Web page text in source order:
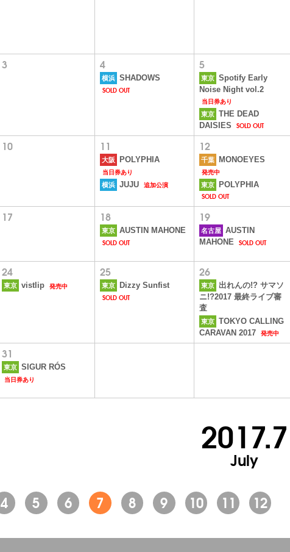
3 4
横浜 SHADOWS
SOLD OUT
5
東京 Spotify Early
Noise Night vol.2
当日券あり
東京 THE DEAD
DAISIES
SOLD OUT
10 11
大阪 POLYPHIA
当日券あり
横浜 JUJU 追加公演
12
千葉 MONOEYES
発売中
東京 POLYPHIA
SOLD OUT
17 18
東京 AUSTIN MAHONE
SOLD OUT
19
名古屋 AUSTIN
MAHONE SOLD OUT
24
東京 vistlip 発売中
25
東京 Dizzy Sunfist
SOLD OUT
26
東京 出れんの!? サマソ
ニ!?2017 最終ライブ審
査
東京 TOKYO CALLING
CARAVAN 2017 発売中
31
東京 SIGUR RÓS
当日券あり
2017.7
July
4 5 6 7 8 9 10 11 12